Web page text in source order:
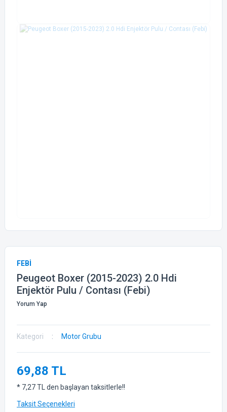
FEBİ
Peugeot Boxer (2015-2023) 2.0 Hdi
Enjektör Pulu / Contası (Febi)
Yorum Yap
Kategori Motor Grubu
69,88 TL
* 7,27 TL den başlayan taksitlerle!!
Taksit Seçenekleri